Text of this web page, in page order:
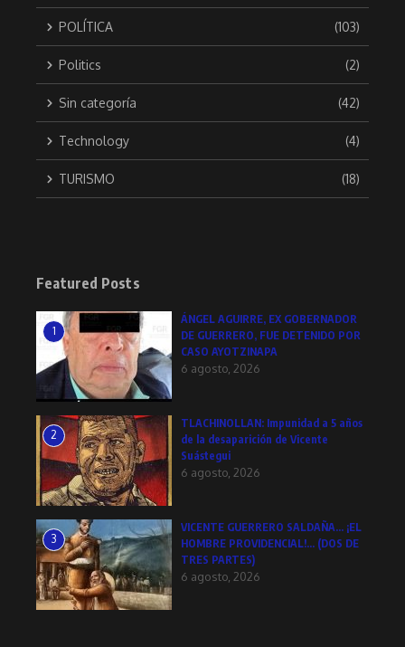
POLÍTICA (103)
Politics (2)
Sin categoría (42)
Technology (4)
TURISMO (18)
Featured Posts
1
ÁNGEL AGUIRRE, EX GOBERNADOR
DE GUERRERO, FUE DETENIDO POR
CASO AYOTZINAPA
6 agosto, 2026
2
TLACHINOLLAN: Impunidad a 5 años
de la desaparición de Vicente
Suástegui
6 agosto, 2026
3
VICENTE GUERRERO SALDAÑA… ¡EL
HOMBRE PROVIDENCIAL!… (DOS DE
TRES PARTES)
6 agosto, 2026